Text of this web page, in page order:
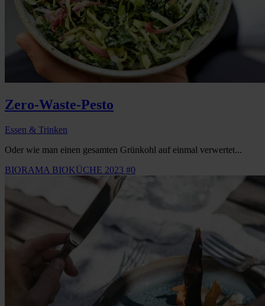
Zero-Waste-Pesto
Essen & Trinken
Oder wie man einen gesamten Grünkohl auf einmal verwertet...
BIORAMA BIOKÜCHE 2023 #0